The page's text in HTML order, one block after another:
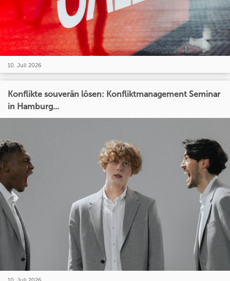
10. Juli 2026
Konflikte souverän lösen: Konfliktmanagement Seminar
in Hamburg...